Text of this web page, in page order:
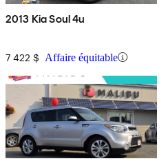
2013 Kia Soul 4u
7 422 $ Affaire équitable